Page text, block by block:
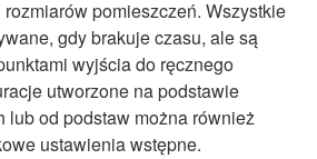
pomieszczeń. Wszystkie
gdy brakuje czasu, ale są
wyjścia do ręcznego
utworzone na podstawie
lub od podstaw można również
ustawienia wstępne.